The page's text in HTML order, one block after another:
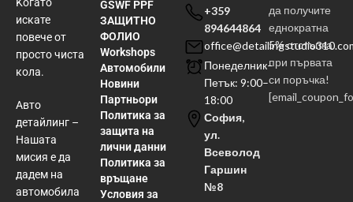
искате
повече от
просто чиста
кола.
Авто
детайлинг –
Нашата
мисия е да
дадем на
автомобила
GSWF PPF
ЗАЩИТНО
ФОЛИО
Workshops
Автомобили
Новини
Партньори
Политика за
защита на
лични данни
Политика за
връщане
Условия за
+359
894644864
Понеделник–
Петък: 9:00–
18:00
София,
ул.
Всеволод
Гаршин
№8
да получите
еднократна
5% отстъпка
при първата
си поръчка!